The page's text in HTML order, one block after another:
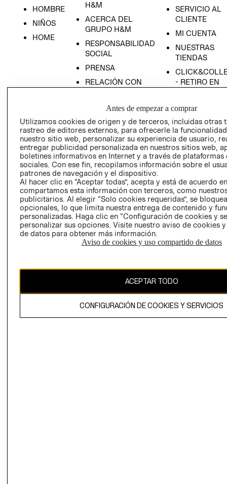
HOMBRE
NIÑOS
HOME
H&M
ACERCA DEL
GRUPO H&M
RESPONSABILIDAD
SOCIAL
PRENSA
RELACIÓN CON
POLÍTICA
SERVICIO AL
CLIENTE
MI CUENTA
NUESTRAS
TIENDAS
- RETIRO EN
TÉRMINOS Y
AVISO DE
PRIVACIDAD
GIFT CARD
AVISO DE
COOKIES
CAMBIAR REGIÓN
Antes de empezar a comprar
Utilizamos cookies de origen y de terceros, incluidas otras
rastreo de editores externos, para ofrecerle la
nuestro sitio web, personalizar su experiencia de usuario,
entregar publicidad personalizada en nuestros sitios web,
boletines informativos en Internet y a través de plataformas
sociales. Con ese fin, recopilamos información sobre el
patrones de navegación y el dispositivo.
Al hacer clic en “Aceptar todas”, acepta y está de acuerdo
compartamos esta información con terceros, como
publicitarios. Al elegir “Solo cookies requeridas”, se
opcionales, lo que limita nuestra entrega de contenido y
personalizadas. Haga clic en “Configuración de cookies y
personalizar sus opciones. Visite nuestro aviso de cookies
de datos para obtener más información.
Aviso de cookies y uso compartido de datos
ACEPTAR TODO
CONFIGURACIÓN DE COOKIES Y SERVICIOS